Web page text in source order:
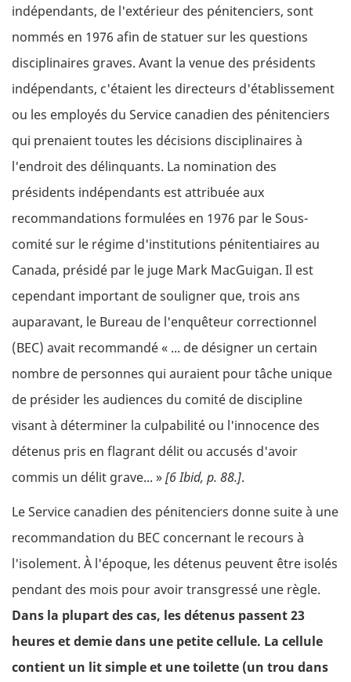
indépendants, de l'extérieur des pénitenciers, sont
nommés en 1976 afin de statuer sur les questions
disciplinaires graves. Avant la venue des présidents
indépendants, c'étaient les directeurs d'établissement
ou les employés du Service canadien des pénitenciers
qui prenaient toutes les décisions disciplinaires à
l'endroit des délinquants. La nomination des
présidents indépendants est attribuée aux
recommandations formulées en 1976 par le Sous-
comité sur le régime d'institutions pénitentiaires au
Canada, présidé par le juge Mark MacGuigan. Il est
cependant important de souligner que, trois ans
auparavant, le Bureau de l'enquêteur correctionnel
(BEC) avait recommandé « ... de désigner un certain
nombre de personnes qui auraient pour tâche unique
de présider les audiences du comité de discipline
visant à déterminer la culpabilité ou l'innocence des
détenus pris en flagrant délit ou accusés d'avoir
commis un délit grave... »[6 Ibid, p. 88.].
Le Service canadien des pénitenciers donne suite à une
recommandation du BEC concernant le recours à
l'isolement. À l'époque, les détenus peuvent être isolés
pendant des mois pour avoir transgressé une règle.
Dans la plupart des cas, les détenus passent 23
heures et demie dans une petite cellule. La cellule
contient un lit simple et une toilette (un trou dans